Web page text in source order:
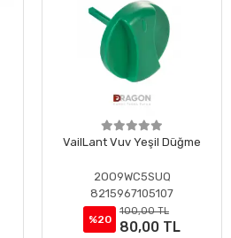
VailLant Vuv Yeşil Düğme
2OO9WC5SUQ
8215967105107
%20
100,00 TL
80,00 TL